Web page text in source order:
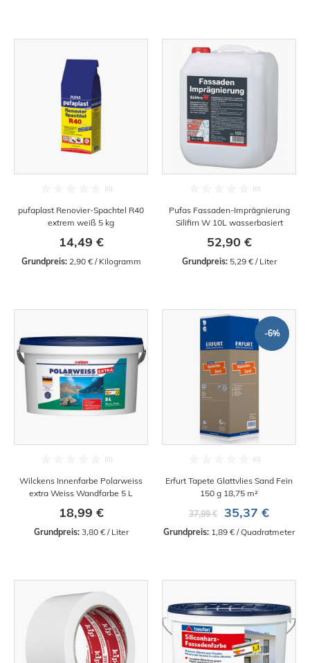
pufaplast Renovier-Spachtel R40
extrem weiß 5 kg
14,49 €
Grundpreis: 2,90 € / Kilogramm
Pufas Fassaden-Imprägnierung
Silifirn W 10L wasserbasiert
52,90 €
Grundpreis: 5,29 € / Liter
Wilckens Innenfarbe Polarweiss
extra Weiss Wandfarbe 5 L
18,99 €
Grundpreis: 3,80 € / Liter
-6%
Erfurt Tapete Glattvlies Sand Fein
150 g 18,75 m²
37,99 €
35,37 €
Grundpreis: 1,89 € / Quadratmeter